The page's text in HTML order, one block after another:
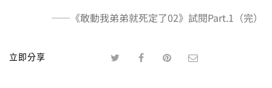
——《敢動我弟弟就死定了02》試閱Part.1（完）
立即分享